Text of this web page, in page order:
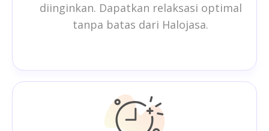
diinginkan. Dapatkan relaksasi optimal
tanpa batas dari Halojasa.